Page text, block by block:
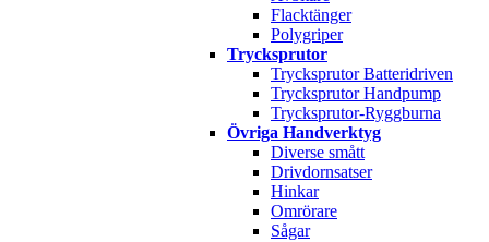
Flacktänger
Polygriper
Trycksprutor
Trycksprutor Batteridriven
Trycksprutor Handpump
Trycksprutor-Ryggburna
Övriga Handverktyg
Diverse smått
Drivdornsatser
Hinkar
Omrörare
Sågar